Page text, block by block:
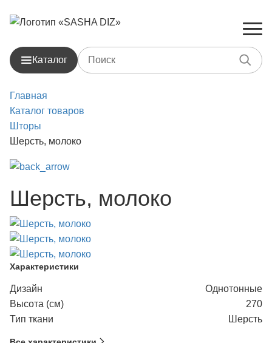
Каталог
Главная
Каталог товаров
Шторы
Шерсть, молоко
Шерсть, молоко
Характеристики
Дизайн
Однотонные
Высота (см)
270
Тип ткани
Шерсть